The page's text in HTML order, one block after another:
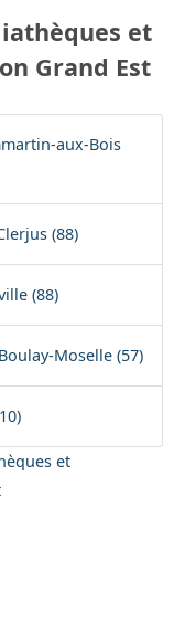
et
Grand Est
aux-Bois
(88)
(88)
Moselle (57)
et